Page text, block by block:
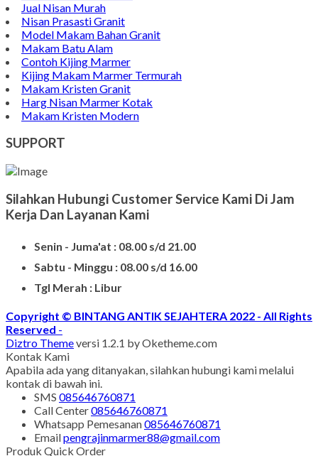
Jual Nisan Murah
Nisan Prasasti Granit
Model Makam Bahan Granit
Makam Batu Alam
Contoh Kijing Marmer
Kijing Makam Marmer Termurah
Makam Kristen Granit
Harg Nisan Marmer Kotak
Makam Kristen Modern
SUPPORT
Silahkan Hubungi Customer Service Kami Di Jam
Kerja Dan Layanan Kami
Senin - Juma'at : 08.00 s/d 21.00
Sabtu - Minggu : 08.00 s/d 16.00
Tgl Merah : Libur
Copyright © BINTANG ANTIK SEJAHTERA 2022 - All Rights
Reserved -
Diztro Themeversi 1.2.1 by Oketheme.com
Kontak Kami
Apabila ada yang ditanyakan, silahkan hubungi kami melalui
kontak di bawah ini.
SMS 085646760871
Call Center085646760871
Whatsapp Pemesanan085646760871
Emailpengrajinmarmer88@gmail.com
Produk Quick Order